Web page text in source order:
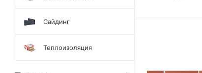
Сайдинг
Теплоизоляция